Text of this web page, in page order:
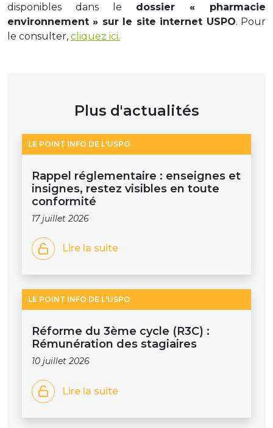
disponibles dans le dossier « pharmacie
environnement » sur le site internet USPO. Pour
le consulter, cliquez ici.
Plus d'actualités
LE POINT INFO DE L'USPO
Rappel réglementaire : enseignes et
insignes, restez visibles en toute
conformité
17 juillet 2026
Lire la suite
LE POINT INFO DE L'USPO
Réforme du 3ème cycle (R3C) :
Rémunération des stagiaires
10 juillet 2026
Lire la suite